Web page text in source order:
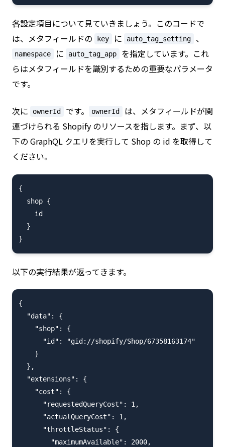
各設定項目について見ていきましょう。このコードで
は、メタフィールドの
key に auto_tag_setting 、
namespace に auto_tag_app
を指定しています。これ
らはメタフィールドを識別するための重要なパラメータ
です。
次に ownerId です。 ownerId
は、メタフィールドが関
連づけられる Shopify のリソースを指します。まず、以
下の GraphQL クエリを実行して Shop の id を取得して
ください。
{
  shop {
    id
  }
以下の実行結果が返ってきます。
{
  "data": {
    "shop": {
      "id": "gid://shopify/Shop/67358163174"
    }
  },
  "extensions": {
    "cost": {
      "requestedQueryCost": 1,
      "actualQueryCost": 1,
      "throttleStatus": {
        "maximumAvailable": 2000,